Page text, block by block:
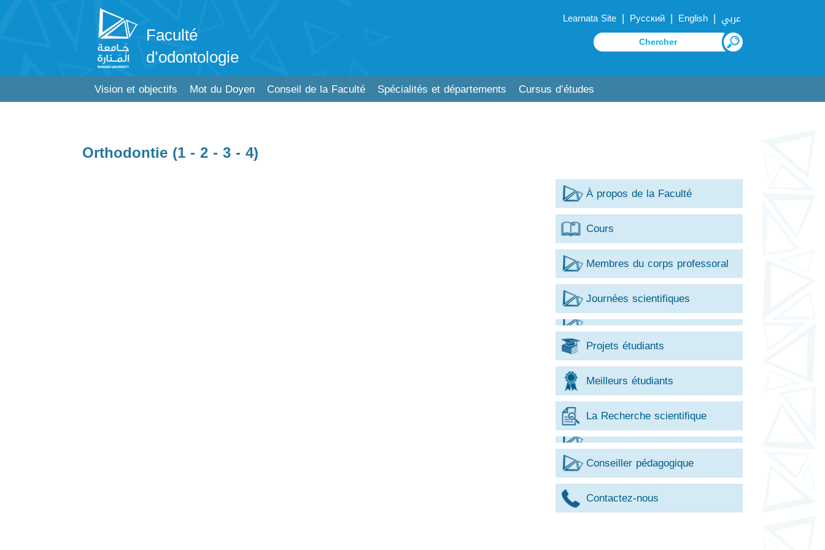
Faculté
d’odontologie
Learnata Site | Русский | English | عربي
Vision et objectifs Mot du Doyen Conseil de la Faculté Spécialités et départements Cursus d’études
Orthodontie (1 - 2 - 3 - 4)
À propos de la Faculté
Cours
Membres du corps professoral
Journées scientifiques
Projets étudiants
Meilleurs étudiants
La Recherche scientifique
Conseiller pédagogique
Contactez-nous